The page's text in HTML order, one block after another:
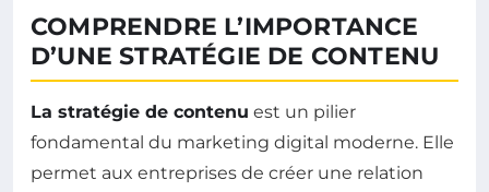
COMPRENDRE L’IMPORTANCE
D’UNE STRATÉGIE DE CONTENU
La stratégie de contenu est un pilier
fondamental du marketing digital moderne. Elle
permet aux entreprises de créer une relation